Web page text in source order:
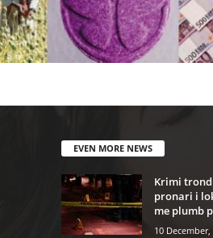
EVEN MORE NEWS
Krimi
pronari i
me plumb
10 December,